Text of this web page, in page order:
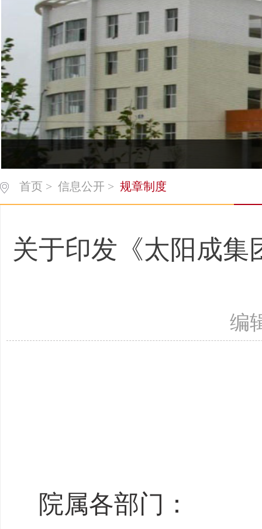
首页 > 信息公开 > 规章制度
关于印发《太阳成集
编
院属各部门：